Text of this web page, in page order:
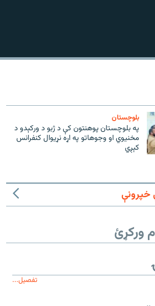
بلوچستان
په بلوچستان پوهنتون کې د ژبو د ورکېدو د
مخنيوي او وجوهاتو په اړه نړيوال کنفرانس
کېږي
خپرونې
ورکړئ
تفصیل...